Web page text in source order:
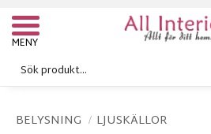
Meny
BELYSNING LJUSKÄLLOR